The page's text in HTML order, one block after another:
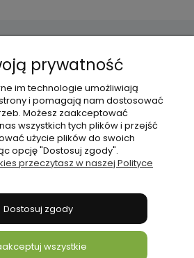
Pomoc
i dostawa
Informacje
bonni
prywatność
im technologie umożliwiają
i pomagają nam dostosować
Możesz zaakceptować
wszystkich tych plików i przejść
użycie plików do swoich
opcję "Dostosuj zgody".
przeczytasz w naszej Polityce
Dostosuj zgody
wszystkie